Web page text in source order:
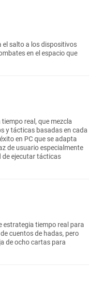
el salto a los dispositivos
en el espacio que
real, que mezcla
y tácticas basadas en cada
en PC que se adapta
de usuario especialmente
de ejecutar tácticas
estrategia tiempo real para
cuentos de hadas, pero
de ocho cartas para